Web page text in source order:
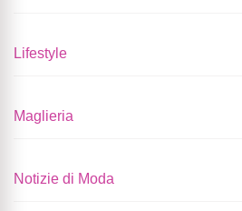
Lifestyle
Maglieria
Notizie di Moda